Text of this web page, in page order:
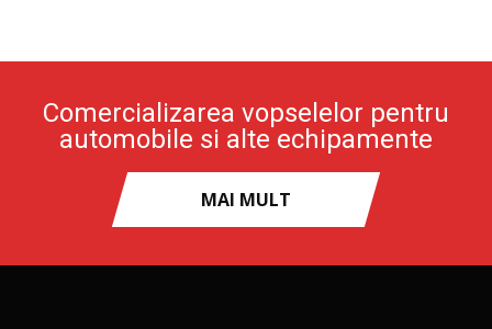
Comercializarea vopselelor pentru
automobile si alte echipamente
MAI MULT